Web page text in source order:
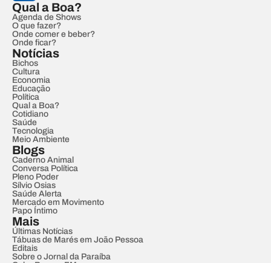
Qual a Boa?
Agenda de Shows
O que fazer?
Onde comer e beber?
Onde ficar?
Notícias
Bichos
Cultura
Economia
Educação
Política
Qual a Boa?
Cotidiano
Saúde
Tecnologia
Meio Ambiente
Blogs
Caderno Animal
Conversa Política
Pleno Poder
Sílvio Osias
Saúde Alerta
Mercado em Movimento
Papo Íntimo
Mais
Últimas Notícias
Tábuas de Marés em João Pessoa
Editais
Sobre o Jornal da Paraíba